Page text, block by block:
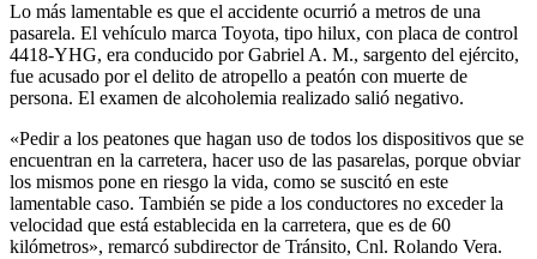
Lo más lamentable es que el accidente ocurrió a metros de una
pasarela. El vehículo marca Toyota, tipo hilux, con placa de control
4418-YHG, era conducido por Gabriel A. M., sargento del ejército,
fue acusado por el delito de atropello a peatón con muerte de
persona. El examen de alcoholemia realizado salió negativo.
«Pedir a los peatones que hagan uso de todos los dispositivos que se
encuentran en la carretera, hacer uso de las pasarelas, porque obviar
los mismos pone en riesgo la vida, como se suscitó en este
lamentable caso. También se pide a los conductores no exceder la
velocidad que está establecida en la carretera, que es de 60
kilómetros», remarcó subdirector de Tránsito, Cnl. Rolando Vera.